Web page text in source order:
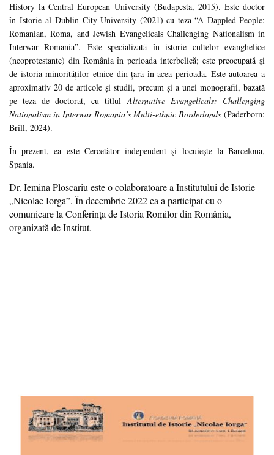
History la Central European University (Budapesta, 2015). Este doctor
în Istorie al Dublin City University (2021) cu teza “A Dappled People:
Romanian, Roma, and Jewish Evangelicals Challenging Nationalism in
Interwar Romania”. Este specializată în istorie cultelor evanghelice
(neoprotestante) din România în perioada interbelică; este preocupată şi
de istoria minorităţilor etnice din ţară în acea perioadă. Este autoarea a
aproximativ 20 de articole şi studii, precum şi a unei monografii, bazată
pe teza de doctorat, cu titlulAlternative Evangelicals: Challenging
Nationalism in Interwar Romania’s Multi-ethnic Borderlands (Paderborn:
Brill, 2024).
În prezent, ea este Cercetător independent şi locuieşte la Barcelona,
Spania.
Dr. Iemina Ploscariu este o colaboratoare a Institutului de Istorie
„Nicolae Iorga”. În decembrie 2022 ea a participat cu o
comunicare la Conferinţa de Istoria Romilor din România,
organizată de Institut.